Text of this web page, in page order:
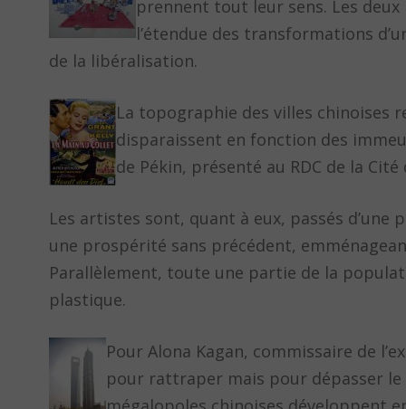
prennent tout leur sens. Les
l’étendue des transformations
de la libéralisation.
La topographie des villes chinoises
disparaissent en fonction des
de Pékin, présenté au RDC de la
Les artistes sont, quant à eux, passés
une prospérité sans précédent,
Parallèlement, toute une partie de la
plastique.
Pour Alona Kagan, commissaire de
pour rattraper mais pour dépasser